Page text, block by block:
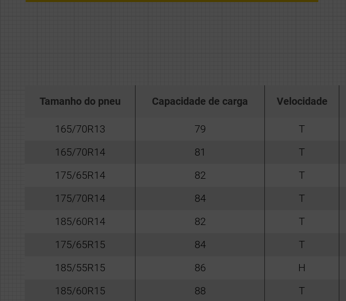
Tamanho do pneu Capacidade de carga Velocidade
165/70R13 79 T
165/70R14
81 T
175/65R14
82 T
175/70R14
84 T
185/60R14
82 T
175/65R15
84 T
185/55R15
86 H
185/60R15
88 T